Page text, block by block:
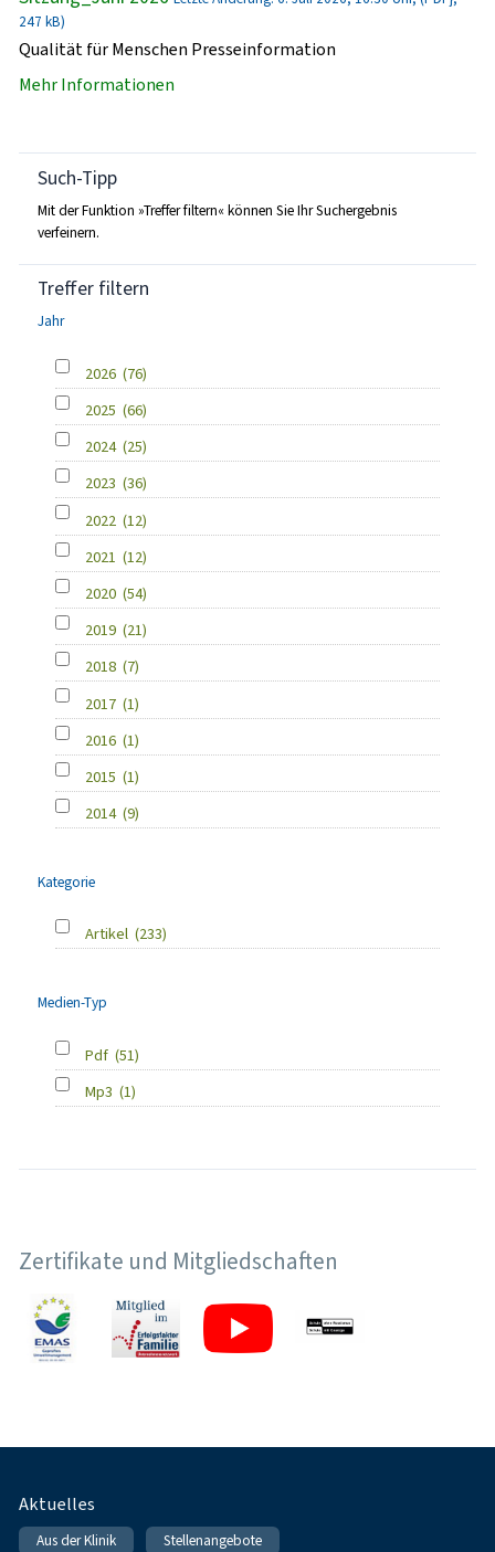
247 kB)
Qualität für Menschen Presseinformation
Mehr Informationen
Such-Tipp
Mit der Funktion »Treffer filtern« können Sie Ihr Suchergebnis
verfeinern.
Treffer filtern
Jahr
2026 (76)
2025 (66)
2024 (25)
2023 (36)
2022 (12)
2021 (12)
2020 (54)
2019 (21)
2018 (7)
2017 (1)
2016 (1)
2015 (1)
2014 (9)
Kategorie
Artikel (233)
Medien-Typ
Pdf (51)
Mp3 (1)
Zertifikate und Mitgliedschaften
Fußnavigation
Aktuelles
Aus der Klinik Stellenangebote